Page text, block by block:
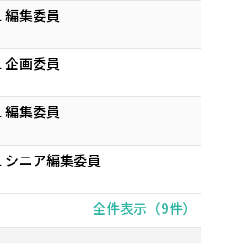
集委員
画委員
集委員
ニア編集委員
全件表示（9件）